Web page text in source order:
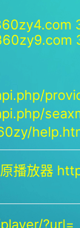
原播放器
?url=